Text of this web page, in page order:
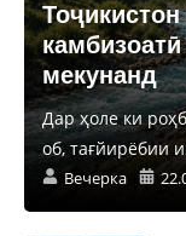
мекунанд
Дар ҳоле ки
об, тағйирёбии
Вечерка